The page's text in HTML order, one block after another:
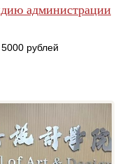
администрации
рублей